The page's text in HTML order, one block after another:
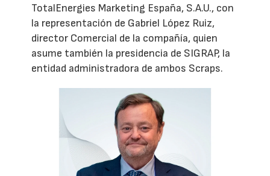
TotalEnergies Marketing España, S.A.U., con
la representación de Gabriel López Ruiz,
director Comercial de la compañía, quien
asume también la presidencia de SIGRAP, la
entidad administradora de ambos Scraps.